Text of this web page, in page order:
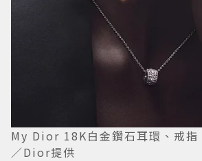
My Dior 18K白金鑽石耳環、戒指
／Dior提供